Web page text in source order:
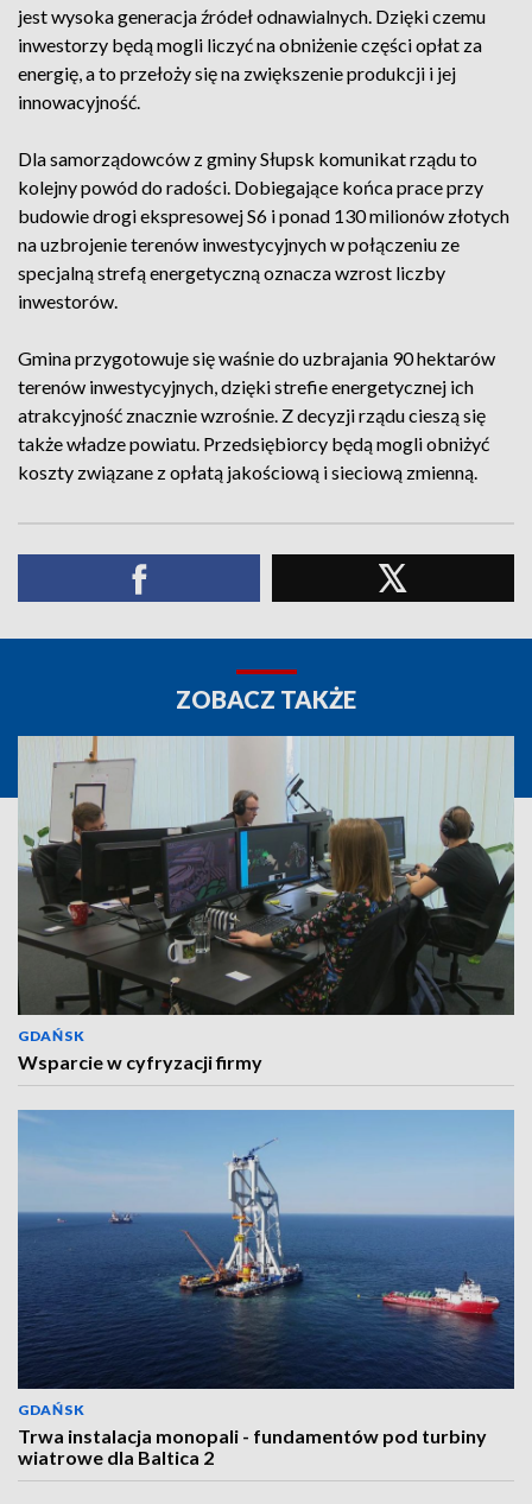
jest wysoka generacja źródeł odnawialnych. Dzięki czemu
inwestorzy będą mogli liczyć na obniżenie części opłat za
energię, a to przełoży się na zwiększenie produkcji i jej
innowacyjność.
Dla samorządowców z gminy Słupsk komunikat rządu to
kolejny powód do radości. Dobiegające końca prace przy
budowie drogi ekspresowej S6 i ponad 130 milionów złotych
na uzbrojenie terenów inwestycyjnych w połączeniu ze
specjalną strefą energetyczną oznacza wzrost liczby
inwestorów.
Gmina przygotowuje się waśnie do uzbrajania 90 hektarów
terenów inwestycyjnych, dzięki strefie energetycznej ich
atrakcyjność znacznie wzrośnie. Z decyzji rządu cieszą się
także władze powiatu. Przedsiębiorcy będą mogli obniżyć
koszty związane z opłatą jakościową i sieciową zmienną.
ZOBACZ TAKŻE
GDAŃSK
Wsparcie w cyfryzacji firmy
GDAŃSK
Trwa instalacja monopali - fundamentów pod turbiny
wiatrowe dla Baltica 2